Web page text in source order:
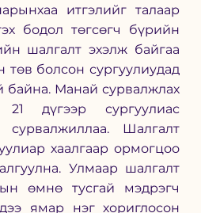
итгэлийг талаар
бодол төгсөгч бүрийн
шалгалт эхэлж байгаа
төв болсон сургуулиудад
байна. Манай сурвалжлах
дүгээр сургуулиас
сурвалжиллаа. Шалгалт
хаалгаар ормогцоо
Улмаар шалгалт
өмнө тусгай мэдрэгч
ямар нэг хориглосон